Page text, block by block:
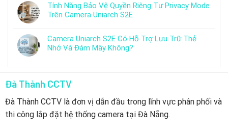
Tính Năng Bảo Vệ Quyền Riêng Tư Privacy Mode
Trên Camera Uniarch S2E
Camera Uniarch S2E Có Hỗ Trợ Lưu Trữ Thẻ
Nhớ Và Đám Mây Không?
Đà Thành CCTV
Đà Thành CCTV là đơn vị dẫn đầu trong lĩnh vực phân phối và
thi công lắp đặt hệ thống camera tại Đà Nẵng.